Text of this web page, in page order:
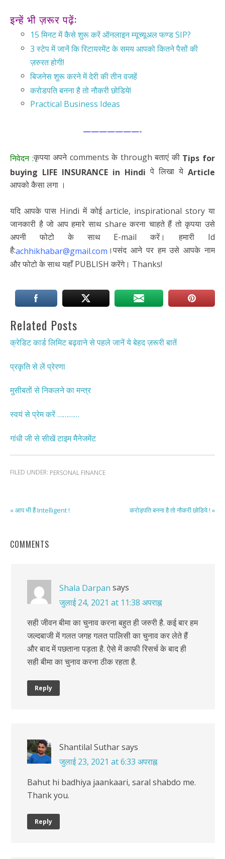
इन्हें भी ज़रूर पढ़ें:
15 मिनट में कैसे शुरू करें ऑनलाइन म्यूच्यूअल फण्ड SIP?
3 स्टेप में जानें कि रिटायरमेंट के समय आपको कितने पैसों की
ज़रुरत होगी!
बिजनेस शुरू करने में देरी की तीन वजहें
करोडपति बनना है तो नौकरी छोडिये!
Practical Business Ideas
———————-
निवेदन :कृपया अपने comments के through बताएं की Tips for
buying LIFE INSURANCE in Hindi पे लिखा ये Article
आपको कैसा लगा ।
यदि आपके पास Hindi में कोई article, inspirational story या
जानकारी है जो आप हमारे साथ share करना चाहते हैं तो कृपया उसे
अपनी फोटो के साथ E-mail करें। हमारी Id
है:achhikhabar@gmail.com ।पसंद आने पर हम उसे आपके नाम
और फोटो के साथ यहाँ PUBLISH करेंगे। Thanks!
Related Posts
क्रेडिट कार्ड लिमिट बढ़वाने से पहले जानें ये बेहद ज़रूरी बातें
प्रकृति से लें प्रेरणा
मुसीबतों से निकलने का मन्त्र
स्वयं से प्रेम करें …………
गांधी जी से सीखें टाइम मैनेजमेंट
FILED UNDER: PERSONAL FINANCE
« आप भी हैं Intelligent ! करोड़पति बनना है तो नौकरी छोडिये ! »
COMMENTS
Shala Darpan says
जुलाई 24, 2021 at 11:38 अपराह्न
सही जीवन बीमा का चुनाव करना बहुत ही जरुरी है. कई बार हम
जल्दबाजी में गलत जगह गलत पालिसी का चुनाव कर लेते हैं
और बाद में पछताना पड़ता है. ऐसे में काफी रिसर्च के बाद ही
सही बीमा का चुनाव करना ठीक रहता है.
Reply
Shantilal Sutharsays
जुलाई 23, 2021 at 6:33 अपराह्न
Bahut hi badhiya jaankaari, saral shabdo me.
Thank you.
Reply